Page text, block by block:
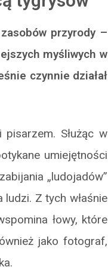
przyrody –
myśliwych w
czynnie działał
Służąc w
umiejętności
„ludojadów”
Z tych właśnie
łowy, które
jako fotograf,